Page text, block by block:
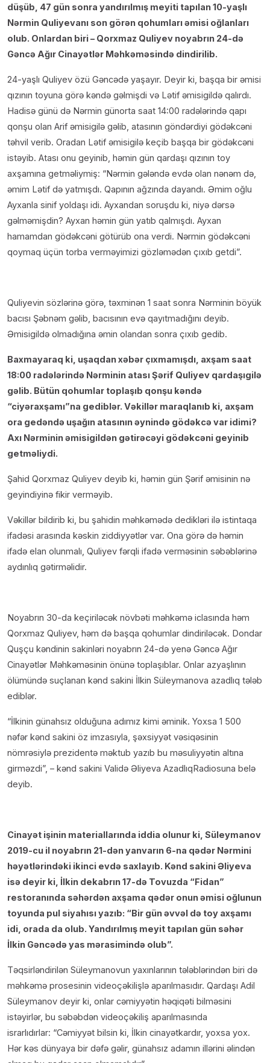
düşüb, 47 gün sonra yandırılmış meyiti tapılan 10-yaşlı
Nərmin Quliyevanı son görən qohumları əmisi oğlanları
olub. Onlardan biri – Qorxmaz Quliyev noyabrın 24-də
Gəncə Ağır Cinayətlər Məhkəməsində dindirilib.
24-yaşlı Quliyev özü Gəncədə yaşayır. Deyir ki, başqa bir əmisi
qızının toyuna görə kəndə gəlmişdi və Lətif əmisigildə qalırdı.
Hadisə günü də Nərmin günorta saat 14:00 radələrində qapı
qonşu olan Arif əmisigilə gəlib, atasının göndərdiyi gödəkcəni
təhvil verib. Oradan Lətif əmisigilə keçib başqa bir gödəkcəni
istəyib. Atası onu geyinib, həmin gün qardaşı qızının toy
axşamına getməliymiş: “Nərmin gələndə evdə olan nənəm də,
əmim Lətif də yatmışdı. Qapının ağzında dayandı. Əmim oğlu
Ayxanla sinif yoldaşı idi. Ayxandan soruşdu ki, niyə dərsə
gəlməmişdin? Ayxan həmin gün yatıb qalmışdı. Ayxan
hamamdan gödəkcəni götürüb ona verdi. Nərmin gödəkcəni
qoymaq üçün torba verməyimizi gözləmədən çıxıb getdi”.
Quliyevin sözlərinə görə, təxminən 1 saat sonra Nərminin böyük
bacısı Şəbnəm gəlib, bacısının evə qayıtmadığını deyib.
Əmisigildə olmadığına əmin olandan sonra çıxıb gedib.
Baxmayaraq ki, uşaqdan xəbər çıxmamışdı, axşam saat
18:00 radələrində Nərminin atası Şərif Quliyev qardaşıgilə
gəlib. Bütün qohumlar toplaşıb qonşu kəndə
“ciyəraxşamı”na gediblər. Vəkillər maraqlanıb ki, axşam
ora gedəndə uşağın atasının əynində gödəkcə var idimi?
Axı Nərminin əmisigildən gətirəcəyi gödəkcəni geyinib
getməliydi.
Şahid Qorxmaz Quliyev deyib ki, həmin gün Şərif əmisinin nə
geyindiyinə fikir verməyib.
Vəkillər bildirib ki, bu şahidin məhkəmədə dedikləri ilə istintaqa
ifadəsi arasında kəskin ziddiyyətlər var. Ona görə də həmin
ifadə elan olunmalı, Quliyev fərqli ifadə verməsinin səbəblərinə
aydınlıq gətirməlidir.
Noyabrın 30-da keçiriləcək növbəti məhkəmə iclasında həm
Qorxmaz Quliyev, həm də başqa qohumlar dindiriləcək. Dondar
Quşçu kəndinin sakinləri noyabrın 24-də yenə Gəncə Ağır
Cinayətlər Məhkəməsinin önünə toplaşıblar. Onlar azyaşlının
ölümündə suçlanan kənd sakini İlkin Süleymanova azadlıq tələb
ediblər.
“İlkinin günahsız olduğuna adımız kimi əminik. Yoxsa 1 500
nəfər kənd sakini öz imzasıyla, şəxsiyyət vəsiqəsinin
nömrəsiylə prezidentə məktub yazıb bu məsuliyyətin altına
girməzdi”, – kənd sakini Validə Əliyeva AzadlıqRadiosuna belə
deyib.
Cinayət işinin materiallarında iddia olunur ki, Süleymanov
2019-cu il noyabrın 21-dən yanvarın 6-na qədər Nərmini
həyətlərindəki ikinci evdə saxlayıb. Kənd sakini Əliyeva
isə deyir ki, İlkin dekabrın 17-də Tovuzda “Fidan”
restoranında səhərdən axşama qədər onun əmisi oğlunun
toyunda pul siyahısı yazıb: “Bir gün əvvəl də toy axşamı
idi, orada da olub. Yandırılmış meyit tapılan gün səhər
İlkin Gəncədə yas mərasimində olub”.
Təqsirləndirilən Süleymanovun yaxınlarının tələblərindən biri də
məhkəmə prosesinin videoçəkilişlə aparılmasıdır. Qardaşı Adil
Süleymanov deyir ki, onlar cəmiyyətin həqiqəti bilməsini
istəyirlər, bu səbəbdən videoçəkiliş aparılmasında
israrlıdırlar: “Cəmiyyət bilsin ki, İlkin cinayətkardır, yoxsa yox.
Hər kəs dünyaya bir dəfə gəlir, günahsız adamın illərini əlindən